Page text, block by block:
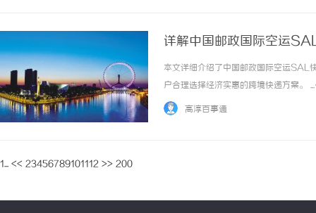
详解中国邮政国际空运
本文详细介绍了中国邮政国际空运SAL
户合理选择经济实惠的跨境快递方案。
高淳百事通
1... << 23456789101112 >> 200